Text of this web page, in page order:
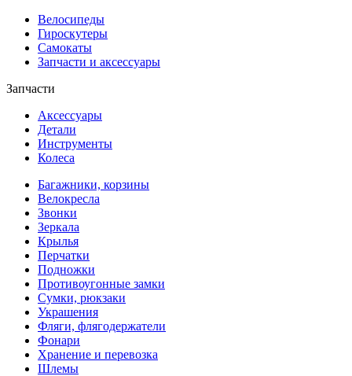
Велосипеды
Гироскутеры
Самокаты
Запчасти и аксессуары
Запчасти
Аксессуары
Детали
Инструменты
Колеса
Багажники, корзины
Велокресла
Звонки
Зеркала
Крылья
Перчатки
Подножки
Противоугонные замки
Сумки, рюкзаки
Украшения
Фляги, флягодержатели
Фонари
Хранение и перевозка
Шлемы